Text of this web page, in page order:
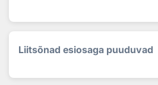
Liitsõnad esiosaga puuduvad